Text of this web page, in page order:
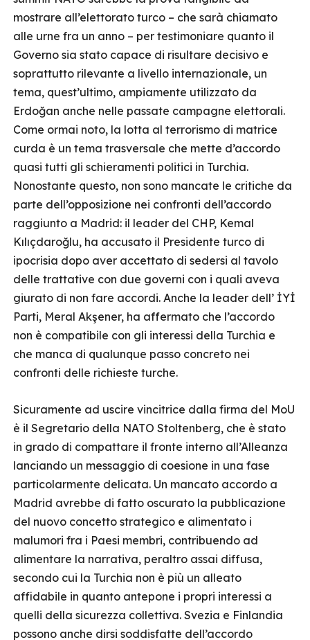
mostrare all’elettorato turco – che sarà chiamato
alle urne fra un anno – per testimoniare quanto il
Governo sia stato capace di risultare decisivo e
soprattutto rilevante a livello internazionale, un
tema, quest’ultimo, ampiamente utilizzato da
Erdoğan anche nelle passate campagne elettorali.
Come ormai noto, la lotta al terrorismo di matrice
curda è un tema trasversale che mette d’accordo
quasi tutti gli schieramenti politici in Turchia.
Nonostante questo, non sono mancate le critiche da
parte dell’opposizione nei confronti dell’accordo
raggiunto a Madrid: il leader del CHP, Kemal
Kılıçdaroğlu, ha accusato il Presidente turco di
ipocrisia dopo aver accettato di sedersi al tavolo
delle trattative con due governi con i quali aveva
giurato di non fare accordi. Anche la leader dell’ İYİ
Parti, Meral Akşener, ha affermato che l’accordo
non è compatibile con gli interessi della Turchia e
che manca di qualunque passo concreto nei
confronti delle richieste turche.
Sicuramente ad uscire vincitrice dalla firma del MoU
è il Segretario della NATO Stoltenberg, che è stato
in grado di compattare il fronte interno all’Alleanza
lanciando un messaggio di coesione in una fase
particolarmente delicata. Un mancato accordo a
Madrid avrebbe di fatto oscurato la pubblicazione
del nuovo concetto strategico e alimentato i
malumori fra i Paesi membri, contribuendo ad
alimentare la narrativa, peraltro assai diffusa,
secondo cui la Turchia non è più un alleato
affidabile in quanto antepone i propri interessi a
quelli della sicurezza collettiva. Svezia e Finlandia
possono anche dirsi soddisfatte dell’accordo